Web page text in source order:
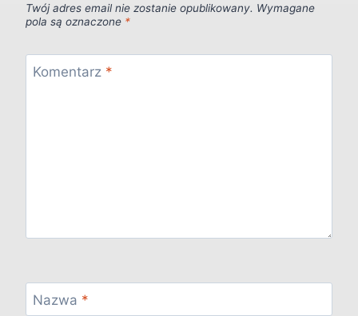
Twój adres email nie zostanie opublikowany. Wymagane
pola są oznaczone *
Komentarz *
Nazwa *